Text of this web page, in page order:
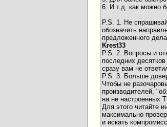
6. И т.д. как можно
P.S. 1. Не
обозначить
предложенного
Krest33
P.S. 2. Вопросы и
последних
сразу вам не
P.S. 3. Больше
Чтобы не
производителей,
на не настроенных
Для этого читайте
максимально
и искать